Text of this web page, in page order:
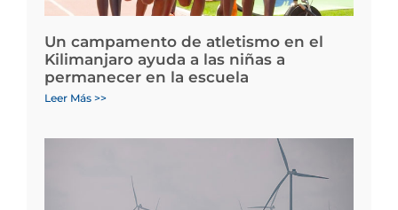
Un campamento de atletismo en el
Kilimanjaro ayuda a las niñas a
permanecer en la escuela
Leer Más >>